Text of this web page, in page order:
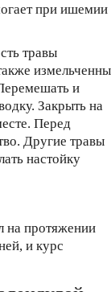
при ишемии
травы
и
Закрыть на
Перед
Другие травы
настойку
на протяжении
и курс